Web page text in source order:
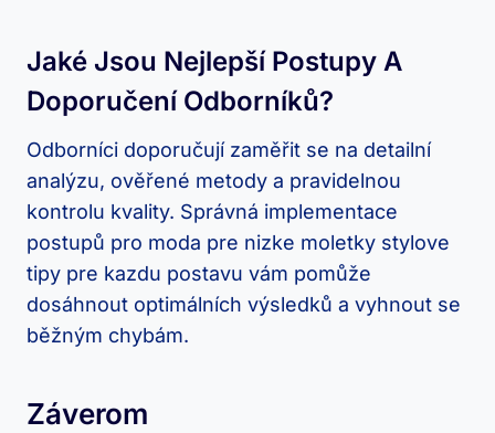
Jaké Jsou Nejlepší Postupy A
Doporučení Odborníků?
Odborníci doporučují zaměřit se na detailní
analýzu, ověřené metody a pravidelnou
kontrolu kvality. Správná implementace
postupů pro moda pre nizke moletky stylove
tipy pre kazdu postavu vám pomůže
dosáhnout optimálních výsledků a vyhnout se
běžným chybám.
Záverom